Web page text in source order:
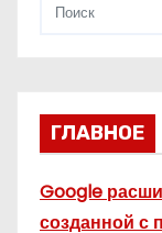
ГЛАВНОЕ
Google
созданной с